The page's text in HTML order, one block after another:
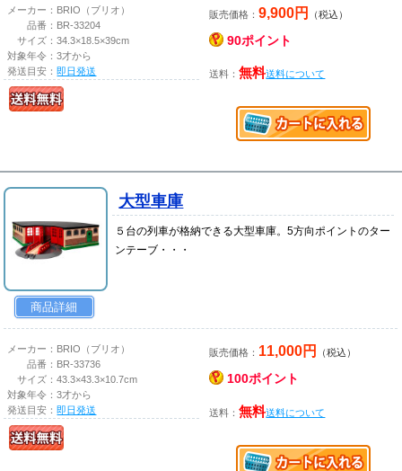
メーカー： BRIO（ブリオ）
品番： BR-33204
サイズ：34.3×18.5×39cm
対象年令：3才から
発送目安：即日発送
販売価格：9,900円 （税込）
90ポイント
送料：無料送料について
商品詳細
大型車庫
５台の列車が格納できる大型車庫。5方向ポイントのター
ンテーブ・・・
メーカー： BRIO（ブリオ）
品番： BR-33736
サイズ：43.3×43.3×10.7cm
対象年令：3才から
発送目安：即日発送
販売価格： 11,000円 （税込）
100ポイント
送料：無料送料について